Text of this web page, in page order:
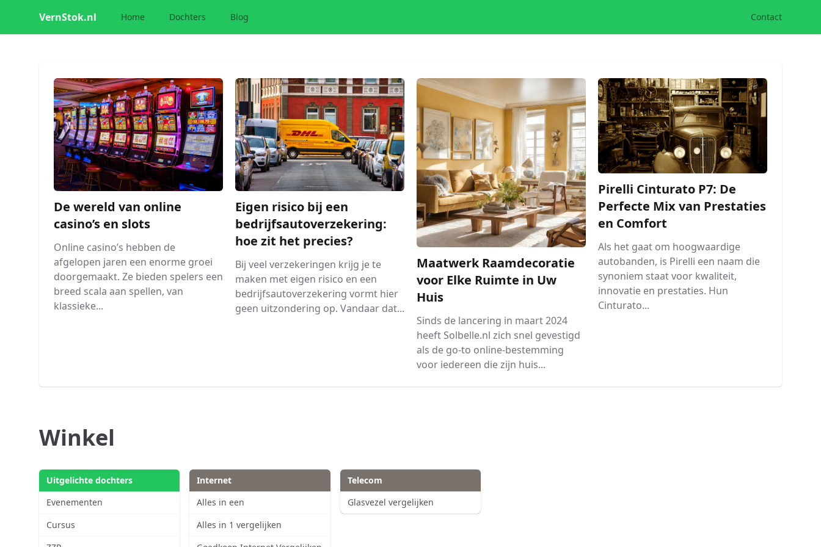
VernStok.nl Home Dochters Blog Contact
De wereld van online
casino’s en slots
Online casino’s hebben de
afgelopen jaren een enorme groei
doorgemaakt. Ze bieden spelers een
breed scala aan spellen, van
klassieke...
Eigen risico bij een
bedrijfsautoverzekering:
hoe zit het precies?
Bij veel verzekeringen krijg je te
maken met eigen risico en een
bedrijfsautoverzekering vormt hier
geen uitzondering op. Vandaar dat...
Maatwerk Raamdecoratie
voor Elke Ruimte in Uw
Huis
Sinds de lancering in maart 2024
heeft Solbelle.nl zich snel gevestigd
als de go-to online-bestemming
voor iedereen die zijn huis...
Pirelli Cinturato P7: De
Perfecte Mix van Prestaties
en Comfort
Als het gaat om hoogwaardige
autobanden, is Pirelli een naam die
synoniem staat voor kwaliteit,
innovatie en prestaties. Hun
Cinturato...
Winkel
Uitgelichte dochters
Evenementen
Cursus
Internet
Alles in een
Alles in 1 vergelijken
Telecom
Glasvezel vergelijken